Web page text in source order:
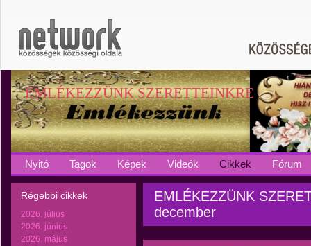
EMLÉKEZZÜNK SZERETTEINKRE
Nyitó Tagok Képek Videók Cikkek Fórum
Régebbi cikkek
2026. július
2026. június
2026. május
EMLÉKEZZÜNK
december